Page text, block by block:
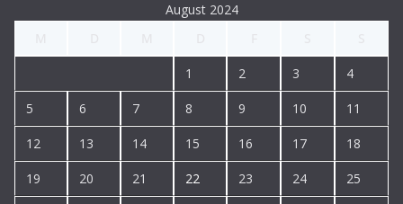
August 2024
1 2 3 4
5 6 7 8 9 10 11
12 13 14 15 16 17 18
19 20 21 22 23 24 25